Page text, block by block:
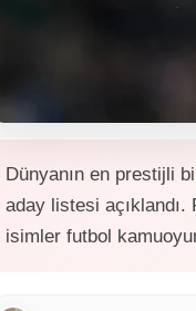
Dünyanın en prestijli
aday listesi
isimler futbol